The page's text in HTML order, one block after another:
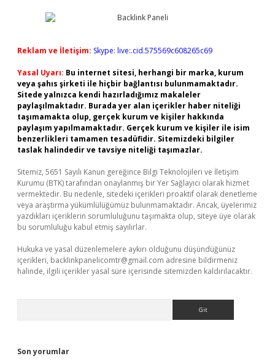
Reklam ve İletişim: Skype: live:.cid.575569c608265c69
Yasal Uyarı: Bu internet sitesi, herhangi bir marka, kurum
veya şahıs şirketi ile hiçbir bağlantısı bulunmamaktadır.
Sitede yalnızca kendi hazırladığımız makaleler
paylaşılmaktadır. Burada yer alan içerikler haber niteliği
taşımamakta olup, gerçek kurum ve kişiler hakkında
paylaşım yapılmamaktadır. Gerçek kurum ve kişiler ile isim
benzerlikleri tamamen tesadüfidir. Sitemizdeki bilgiler
taslak halindedir ve tavsiye niteliği taşımazlar.
Sitemiz, 5651 Sayılı Kanun gereğince Bilgi Teknolojileri ve İletişim
Kurumu (BTK) tarafından onaylanmış bir Yer Sağlayıcı olarak hizmet
vermektedir. Bu nedenle, sitedeki içerikleri proaktif olarak denetleme
veya araştırma yükümlülüğümüz bulunmamaktadır. Ancak, üyelerimiz
yazdıkları içeriklerin sorumluluğunu taşımakta olup, siteye üye olarak
bu sorumluluğu kabul etmiş sayılırlar.
Hukuka ve yasal düzenlemelere aykırı olduğunu düşündüğünüz
içerikleri, backlinkpanelicomtr@gmail.com adresine bildirmeniz
halinde, ilgili içerikler yasal süre içerisinde sitemizden kaldırılacaktır.
Son yorumlar